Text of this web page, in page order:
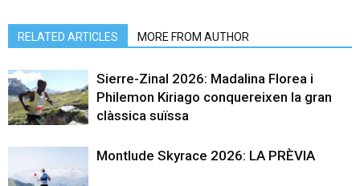
RELATED ARTICLES MORE FROM AUTHOR
Sierre-Zinal 2026: Madalina Florea i
Philemon Kiriago conquereixen la gran
clàssica suïssa
Montlude Skyrace 2026: LA PRÈVIA